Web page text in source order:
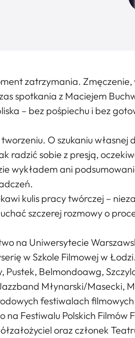
zatrzymania.
spotkania z Maciejem
– bez pośpiechu i bez
O szukaniu własnej
radzić sobie z presją,
wykładem ani
kulis pracy twórczej –
szczerej rozmowy o
na Uniwersytecie
w Szkole Filmowej w
Belmondoawg,
Młynarski/Masecki,
festiwalach
Festiwalu Polskich Filmów
oraz członek